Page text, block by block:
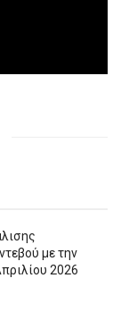
με την
2026